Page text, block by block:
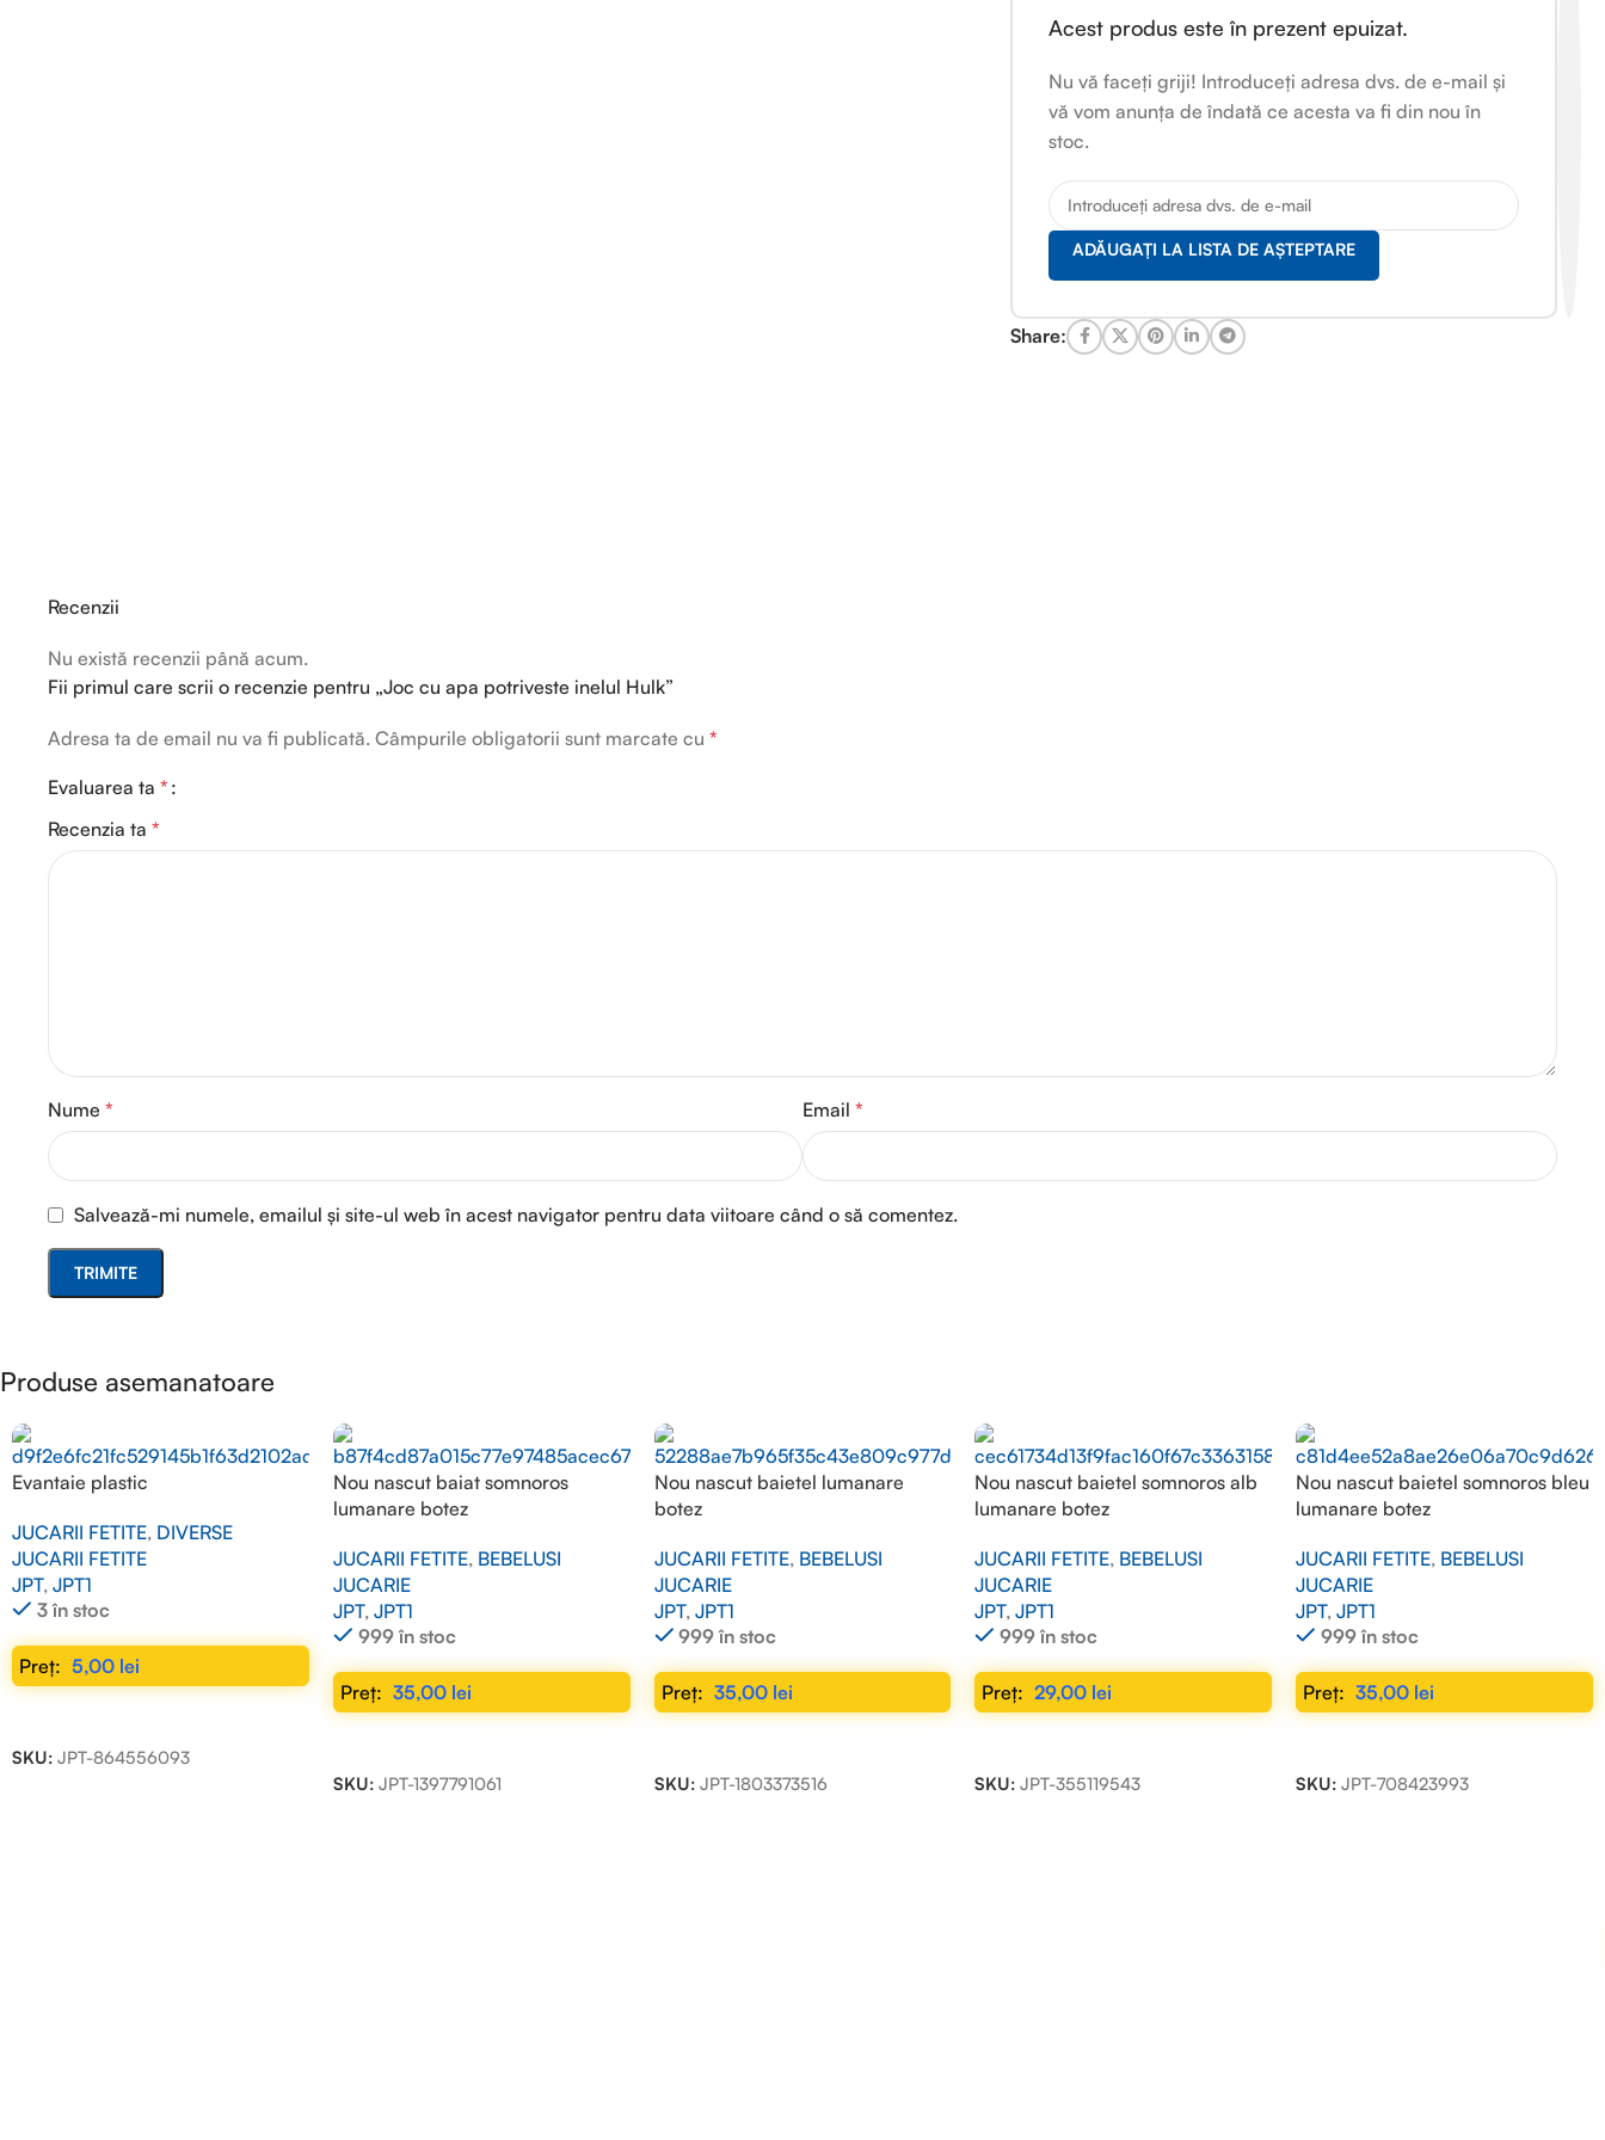
Acest produs este în prezent epuizat.
Nu vă faceți griji! Introduceți adresa dvs. de e-mail și
vă vom anunța de îndată ce acesta va fi din nou în
stoc.
ADĂUGAȚI LA LISTA DE AȘTEPTARE
Share:
Recenzii
Nu există recenzii până acum.
Fii primul care scrii o recenzie pentru „Joc cu apa potriveste inelul Hulk”
Adresa ta de email nu va fi publicată. Câmpurile obligatorii sunt marcate cu *
Evaluarea ta *
Recenzia ta *
Nume * Email *
Salvează-mi numele, emailul și site-ul web în acest navigator pentru data viitoare când o să comentez.
Produse asemanatoare
Evantaie plastic
JUCARII FETITE, DIVERSE
JUCARII FETITE
JPT, JPT1
3 în stoc
5,00 lei
SKU: JPT-864556093
Nou nascut baiat somnoros
lumanare botez
JUCARII FETITE, BEBELUSI
JUCARIE
JPT, JPT1
999 în stoc
35,00 lei
SKU: JPT-1397791061
Nou nascut baietel lumanare
botez
JUCARII FETITE, BEBELUSI
JUCARIE
JPT, JPT1
999 în stoc
35,00 lei
SKU: JPT-1803373516
Nou nascut baietel somnoros alb
lumanare botez
JUCARII FETITE, BEBELUSI
JUCARIE
JPT, JPT1
999 în stoc
29,00 lei
SKU:JPT-355119543
Nou nascut baietel somnoros bleu
lumanare botez
JUCARII FETITE, BEBELUSI
JUCARIE
JPT, JPT1
999 în stoc
35,00 lei
SKU:JPT-708423993